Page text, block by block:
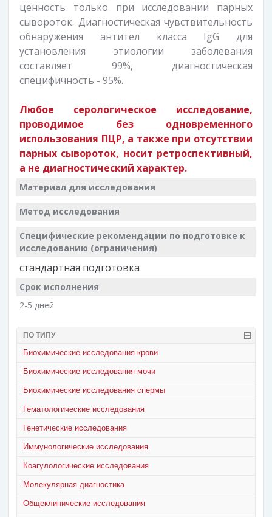
ценность только при исследовании парных
сывороток. Диагностическая чувствительность
обнаружения антител класса IgG для
установления этиологии заболевания
составляет 99%, диагностическая
специфичность - 95%.
Любое серологическое исследование,
проводимое без одновременного
использования ПЦР, а также при отсутствии
парных сывороток, носит ретроспективный,
а не диагностический характер.
Материал для исследования
Метод исследования
Специфические рекомендации по подготовке к
исследованию (ограничения)
стандартная подготовка
Срок исполнения
2-5 дней
ПО ТИПУ
Биохимические исследования крови
Биохимические исследования мочи
Биохимические исследования спермы
Гематологические исследования
Генетические исследования
Иммунологические исследования
Коагулологические исследования
Молекулярная диагностика
Общеклинические исследования